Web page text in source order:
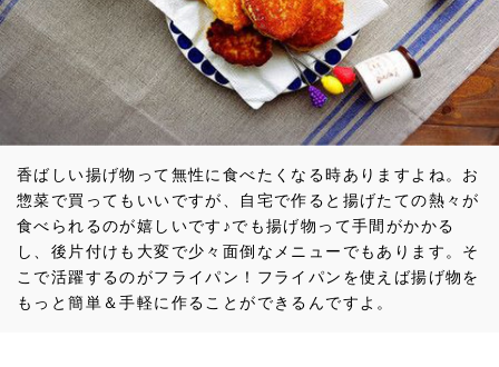
香ばしい揚げ物って無性に食べたくなる時ありますよね。お
惣菜で買ってもいいですが、自宅で作ると揚げたての熱々が
食べられるのが嬉しいです♪でも揚げ物って手間がかかる
し、後片付けも大変で少々面倒なメニューでもあります。そ
こで活躍するのがフライパン！フライパンを使えば揚げ物を
もっと簡単＆手軽に作ることができるんですよ。